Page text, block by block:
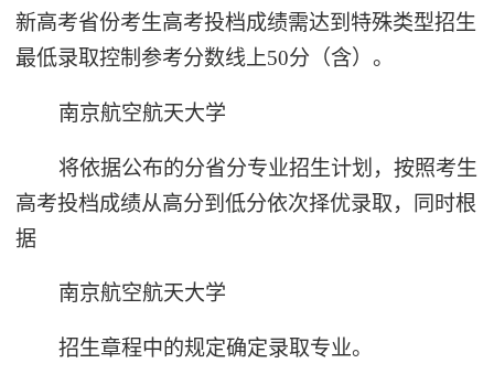
新高考省份考生高考投档成绩需达到特殊类型招生
最低录取控制参考分数线上50分（含）。
南京航空航天大学
将依据公布的分省分专业招生计划，按照考生
高考投档成绩从高分到低分依次择优录取，同时根
据
南京航空航天大学
招生章程中的规定确定录取专业。